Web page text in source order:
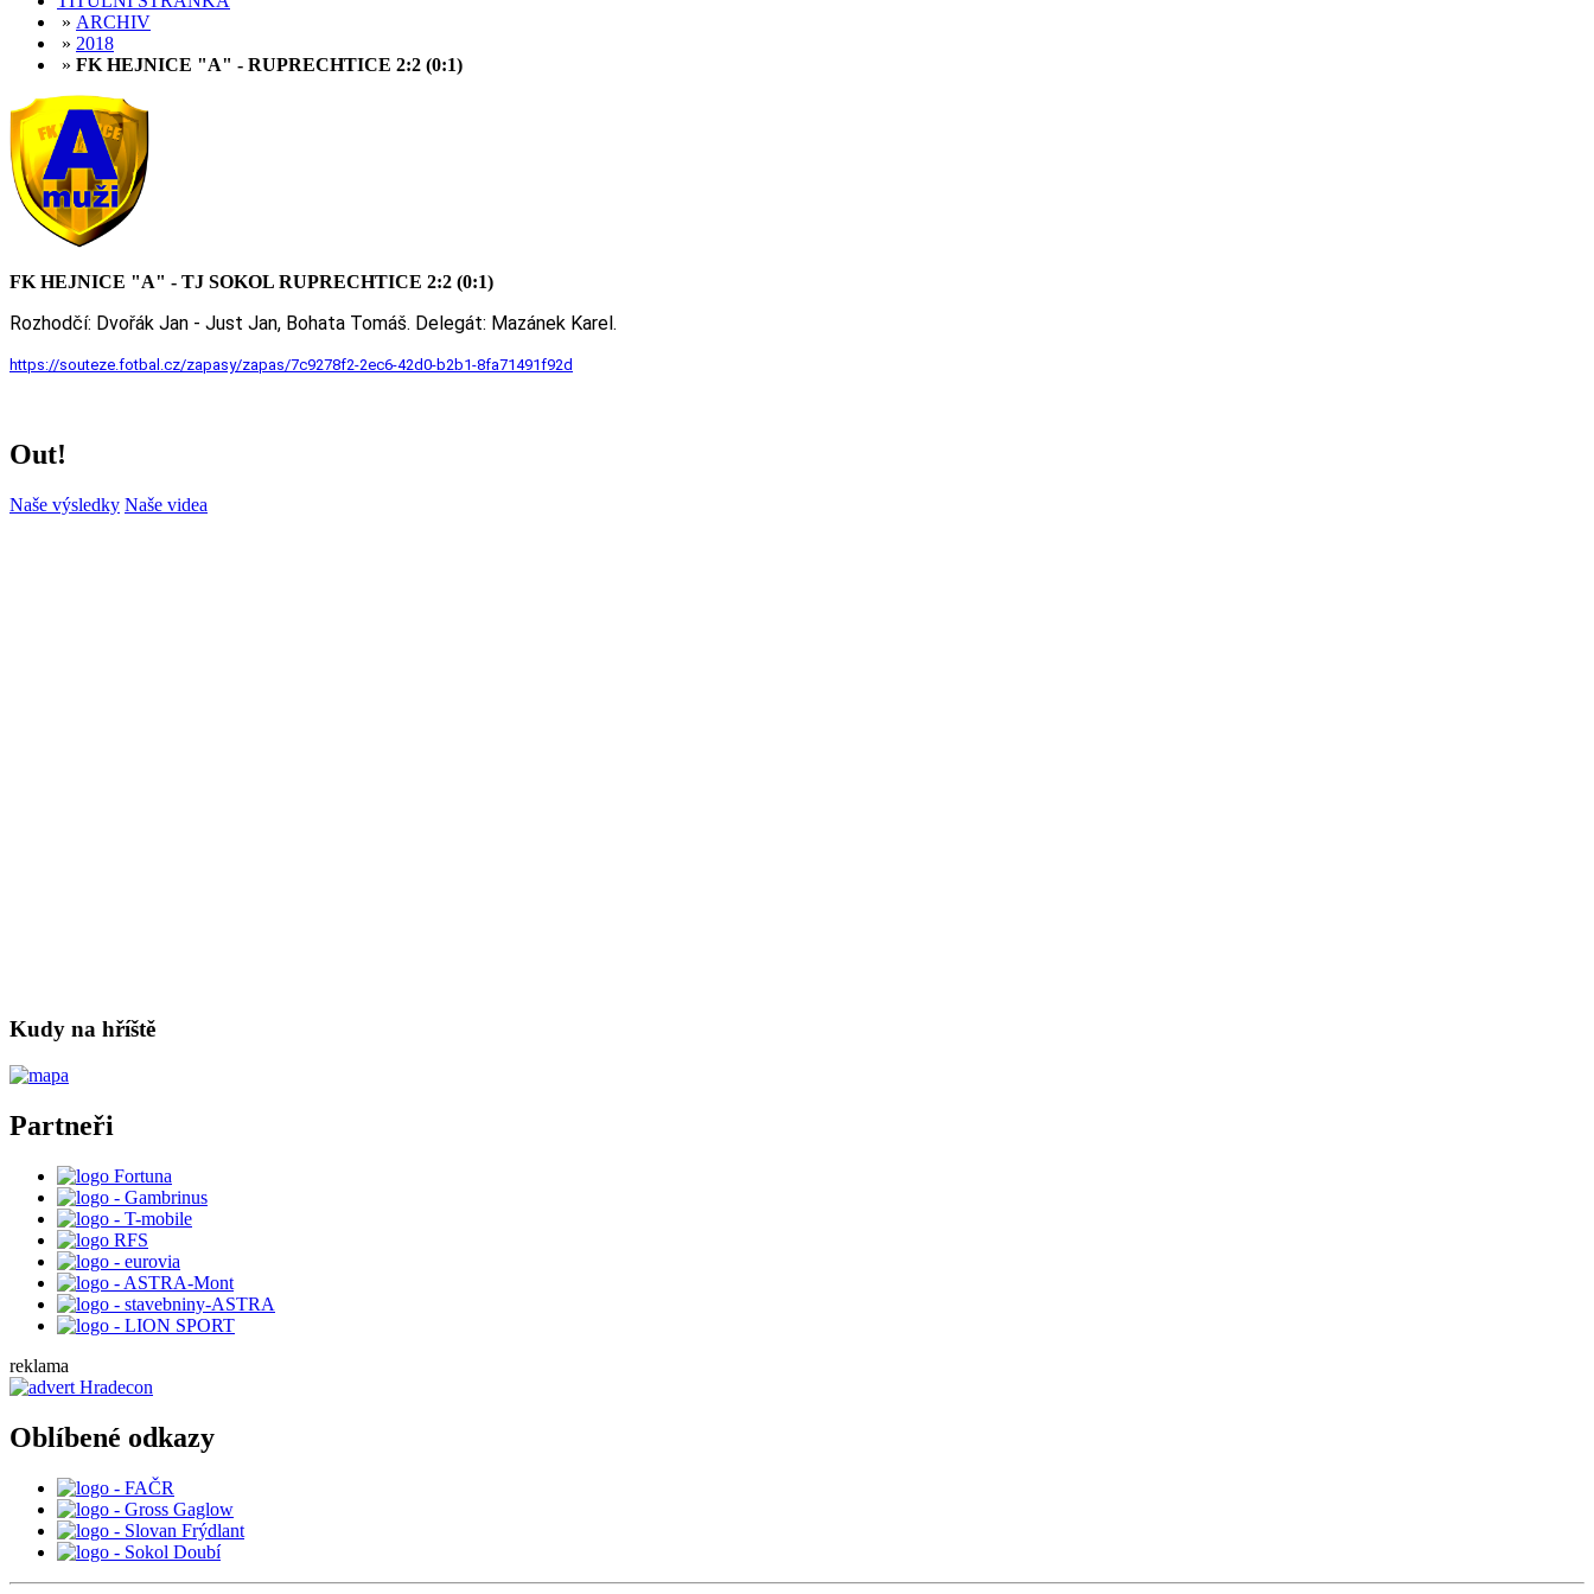
» ARCHIV
» 2018
» FK HEJNICE "A" - RUPRECHTICE 2:2 (0:1)
FK HEJNICE "A" - TJ SOKOL RUPRECHTICE 2:2 (0:1)
Rozhodčí: Dvořák Jan - Just Jan, Bohata Tomáš. Delegát: Mazánek Karel.
https://souteze.fotbal.cz/zapasy/zapas/7c9278f2-2ec6-42d0-b2b1-8fa71491f92d
Out!
Naše výsledky Naše videa
Kudy na hříště
Partneři
reklama
Oblíbené odkazy